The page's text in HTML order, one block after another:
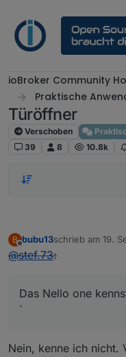
ioBroker Community
Praktische
Türöffner
Verschoben
39
8 10.8k
B
Offline
bubu13schrieb am 19.
zuletzt editiert
@stef.73:
Das Nello one
`
Nein, kenne ich nicht.